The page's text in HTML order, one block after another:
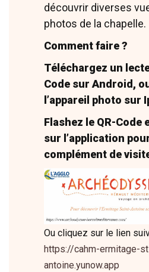
découvrir diverses
photos de la chapelle.
Comment faire ?
Téléchargez un
Code sur Android,
l’appareil photo sur
Flashez le QR-Code
sur l’application
complément de
Ou cliquez sur le lien
https://cahm-ermitage-
antoine.yunow.app
L’association ASPAHC
https://
L’archéologie